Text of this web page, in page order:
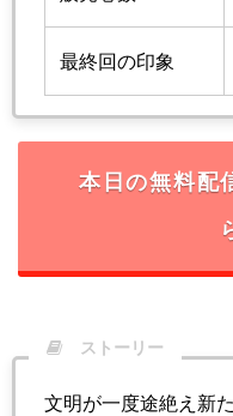
最終回の印象
本日の無料配
ストーリー
文明が一度途絶え新